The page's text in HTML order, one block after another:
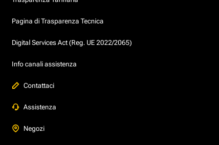
Pagina di Trasparenza Tecnica
Digital Services Act (Reg. UE 2022/2065)
Info canali assistenza
Contattaci
Assistenza
Negozi